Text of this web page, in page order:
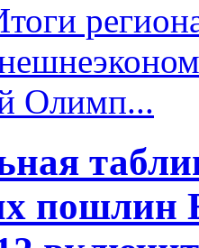
Олимп...